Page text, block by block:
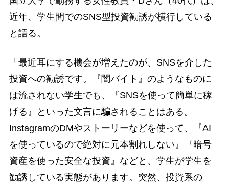
近年、学生間でのSNS型投資勧誘が横行している
と語る。
「最近耳にする機会が増えたのが、SNSを介した
投資への勧誘です。『闇バイト』のようなものに
は流されない学生でも、『SNSを使って簡単に稼
げる』といった文言に騙されることはある。
InstagramのDMやストーリーなどを使って、『AI
を使っているので絶対に元本割れしない』『暗号
資産を使った安全な投資』などと、学生が学生を
勧誘している実態があります。突然、投資系の